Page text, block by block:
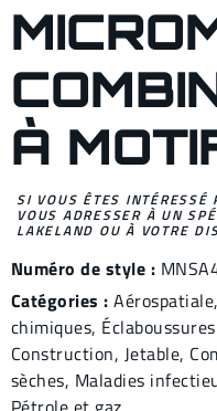
À
SI VOUS ÊTES
VOUS ADRESSER À UN
LAKELAND OU À VOTRE
Numéro de style :
Catégories : Aérospatiale,
chimiques,
Construction, Jetable,
sèches, Maladies